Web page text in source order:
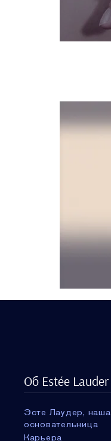
Об Estée Lauder
Эсте Лаудер, наша
основательница
Карьера